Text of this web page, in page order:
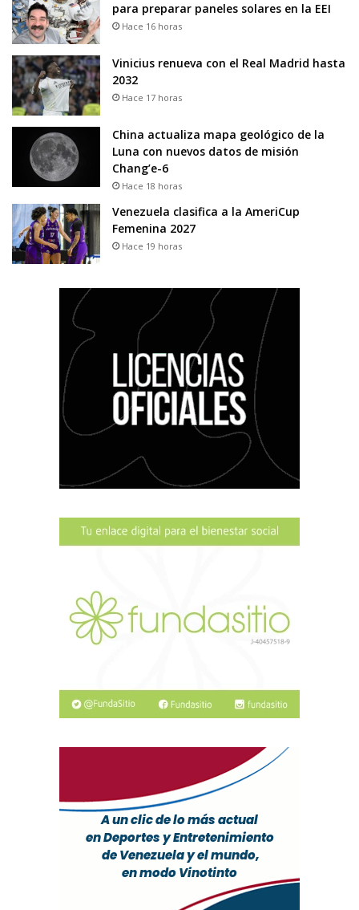
para preparar paneles solares en la EEI
Hace 16 horas
Vinicius renueva con el Real Madrid hasta
2032
Hace 17 horas
China actualiza mapa geológico de la
Luna con nuevos datos de misión
Chang’e-6
Hace 18 horas
Venezuela clasifica a la AmeriCup
Femenina 2027
Hace 19 horas